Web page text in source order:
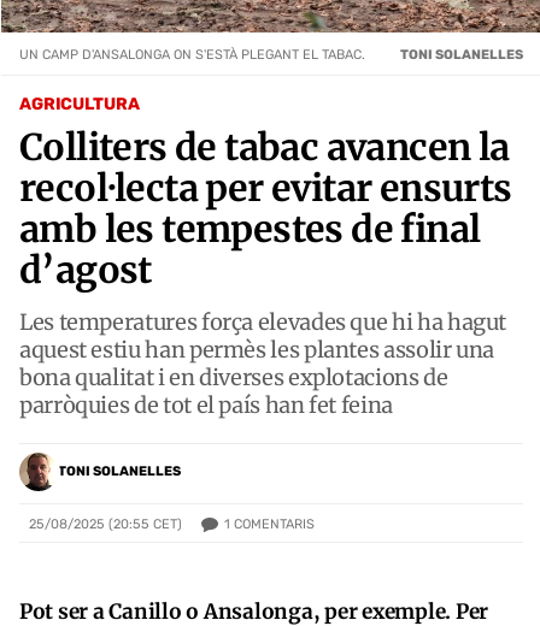
AGRICULTURA
Colliters de tabac avancen la
recol·lecta per evitar ensurts
amb les tempestes de final
d’agost
Les temperatures força elevades que hi ha hagut
aquest estiu han permès les plantes assolir una
bona qualitat i en diverses explotacions de
parròquies de tot el país han fet feina
TONI SOLANELLES
25/08/2025 (20:55 CET) 1 COMENTARIS
UN CAMP D'ANSALONGA ON S'ESTÀ PLEGANT EL TABAC. TONI SOLANELLES
Pot ser a Canillo o Ansalonga, per exemple. Per